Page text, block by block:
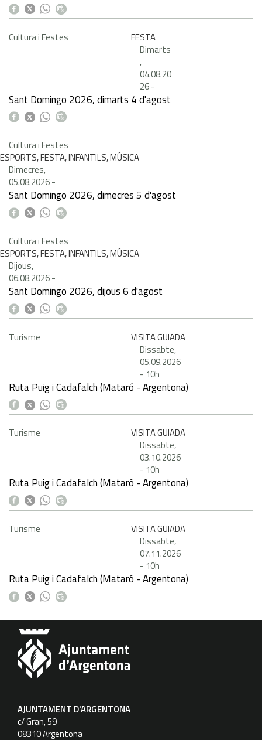
Cultura i Festes
FESTA
Dimarts
,
04.08.20
26-
Sant Domingo 2026, dimarts 4 d'agost
Cultura i Festes
ESPORTS, FESTA, INFANTILS, MÚSICA
Dimecres,
05.08.2026-
Sant Domingo 2026, dimecres 5 d'agost
Cultura i Festes
ESPORTS, FESTA, INFANTILS, MÚSICA
Dijous,
06.08.2026-
Sant Domingo 2026, dijous 6 d'agost
Turisme
VISITA GUIADA
Dissabte,
05.09.2026
- 10h
Ruta Puig i Cadafalch (Mataró - Argentona)
Turisme
VISITA GUIADA
Dissabte,
03.10.2026
- 10h
Ruta Puig i Cadafalch (Mataró - Argentona)
Turisme
VISITA GUIADA
Dissabte,
07.11.2026
- 10h
Ruta Puig i Cadafalch (Mataró - Argentona)
AJUNTAMENT D'ARGENTONA
c/ Gran, 59
08310 Argentona